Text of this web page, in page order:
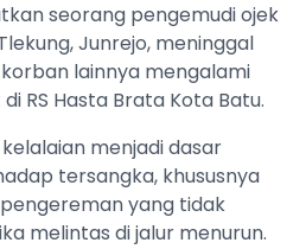
seorang pengemudi ojek
Junrejo, meninggal
lainnya mengalami
RS Hasta Brata Kota Batu.
menjadi dasar
tersangka, khususnya
yang tidak
melintas di jalur menurun.